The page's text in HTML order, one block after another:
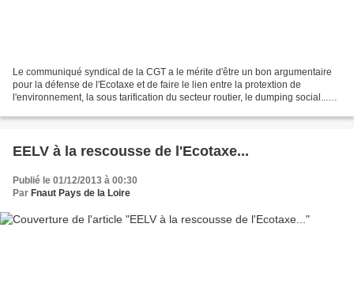
Le communiqué syndical de la CGT a le mérite d'être un bon argumentaire
pour la défense de l'Ecotaxe et de faire le lien entre la protextion de
l'environnement, la sous tarification du secteur routier, le dumping social...
EELV à la rescousse de l'Ecotaxe...
Publié le 01/12/2013 à 00:30
Par Fnaut Pays de la Loire